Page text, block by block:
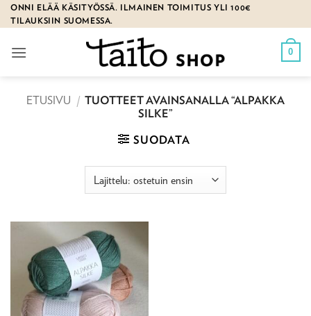
Skip
to
ONNI ELÄÄ KÄSITYÖSSÄ. ILMAINEN TOIMITUS YLI 100€
TILAUKSIIN SUOMESSA.
0
ETUSIVU / TUOTTEET AVAINSANALLA “ALPAKKA
SILKE”
SUODATA